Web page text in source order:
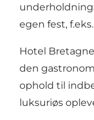
egen fest,
Hotel
den
ophold til
luksuriøs